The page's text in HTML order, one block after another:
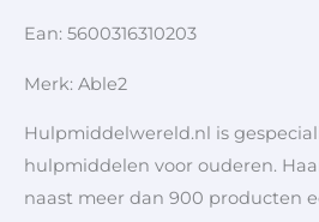
Ean: 5600316310203
Merk: Able2
Hulpmiddelwereld.nl is
hulpmiddelen voor ouderen.
naast meer dan 900 producten